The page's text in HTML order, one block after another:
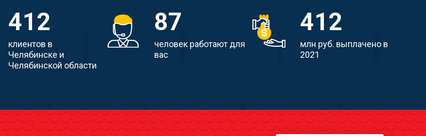
412
клиентов в
Челябинске и
Челябинской области
87
человек работают для
вас
412
млн руб. выплачено в
2021